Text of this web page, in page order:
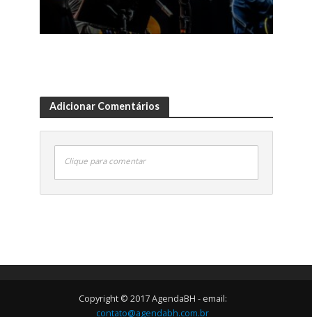
Adicionar Comentários
Clique para comentar
Copyright © 2017 AgendaBH - email:
contato@agendabh.com.br